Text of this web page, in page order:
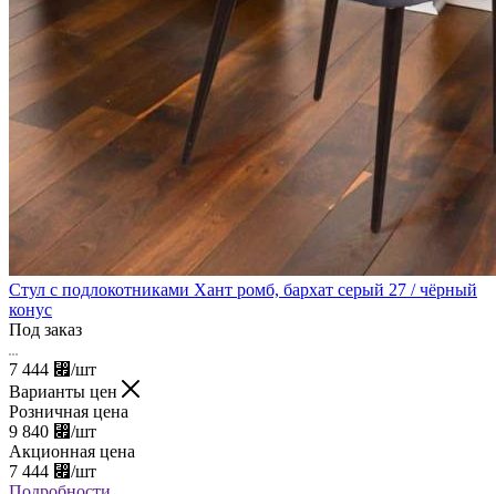
Стул с подлокотниками Хант ромб, бархат серый 27 / чёрный
конус
Под заказ
7 444 ⃏/шт
Варианты цен
Розничная цена
9 840 ⃏/шт
Акционная цена
7 444 ⃏/шт